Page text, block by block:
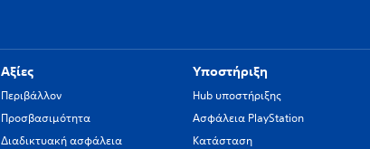
Αξίες
Περιβάλλον
Προσβασιμότητα
Διαδικτυακή ασφάλεια
Υποστήριξη
Hub υποστήριξης
Ασφάλεια PlayStation
Κατάσταση